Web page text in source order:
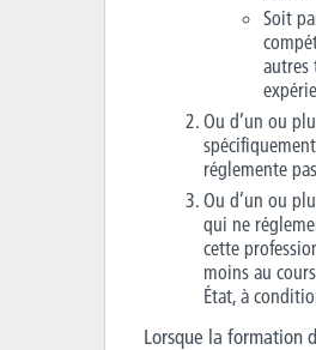
Soit
autres
Ou d’un ou
réglemente
Ou d’un ou
qui ne
cette
moins au
État, à
Lorsque la formation